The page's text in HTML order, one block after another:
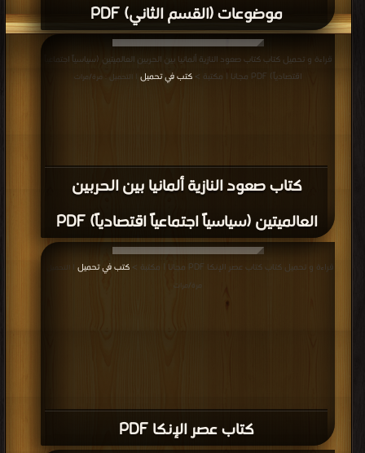
موضوعات (القسم الثاني) PDF
كتاب صعود النازية ألمانيا بين الحربين
العالميتين (سياسياً اجتماعياً اقتصادياً) PDF
قراءة و تحميل كتاب كتاب صعود النازية ألمانيا بين الحربين العالميتين (سياسياً اجتماعياً
اقتصادياً) PDF مجانا | مكتبة >
كتب في تحميل | التحميل : مرة/مرات
كتاب عصر الإنكا PDF
قراءة و تحميل كتاب كتاب عصر الإنكا PDF مجانا | مكتبة > كتب في تحميل
| التحميل :
مرة/مرات